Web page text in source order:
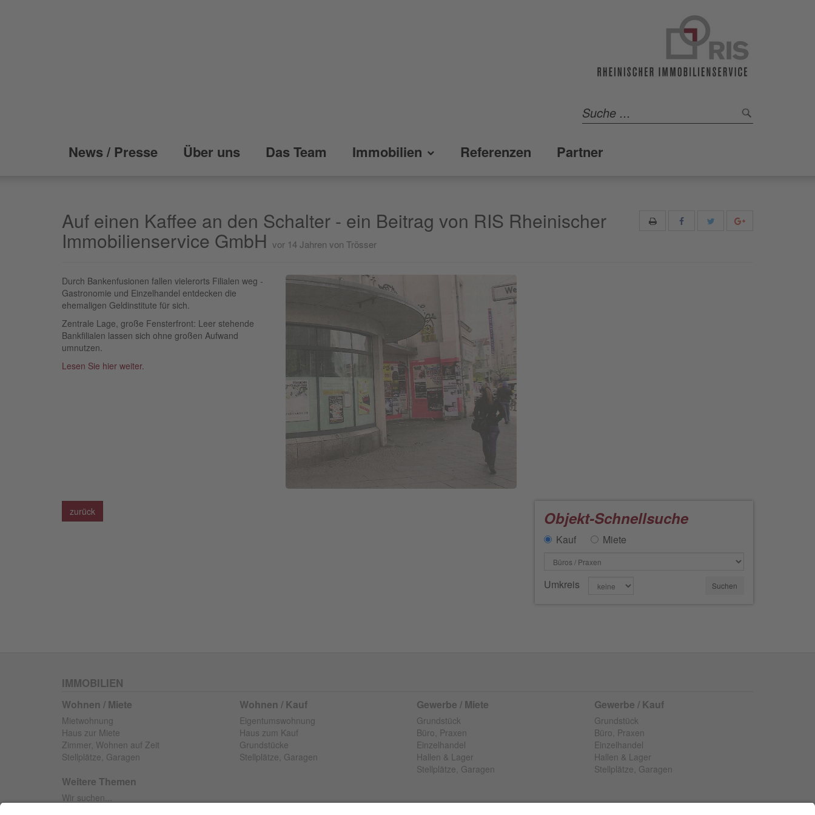
News / Presse Über uns Das Team Immobilien Referenzen Partner
Auf einen Kaffee an den Schalter - ein Beitrag von RIS Rheinischer
Immobilienservice GmbH vor 14 Jahren von Trösser
Durch Bankenfusionen fallen vielerorts Filialen weg -
Gastronomie und Einzelhandel entdecken die
ehemaligen Geldinstitute für sich.
Zentrale Lage, große Fensterfront: Leer stehende
Bankfilialen lassen sich ohne großen Aufwand
umnutzen.
Lesen Sie hier weiter.
zurück Objekt-Schnellsuche
Kauf Miete
Umkreis
IMMOBILIEN
Wohnen / Miete
Mietwohnung
Haus zur Miete
Zimmer, Wohnen auf Zeit
Stellplätze, Garagen
Wohnen / Kauf
Eigentumswohnung
Haus zum Kauf
Grundstücke
Stellplätze, Garagen
Gewerbe / Miete
Grundstück
Büro, Praxen
Einzelhandel
Hallen & Lager
Stellplätze, Garagen
Gewerbe / Kauf
Grundstück
Büro, Praxen
Einzelhandel
Hallen & Lager
Stellplätze, Garagen
Weitere Themen
Wir suchen...